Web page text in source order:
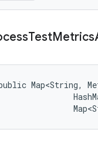
TestMetrics
Map<String,